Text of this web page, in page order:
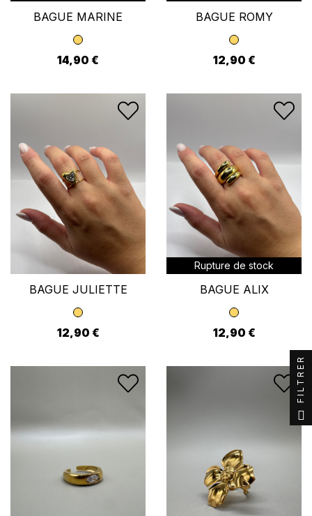
BAGUE MARINE
14,90 €
BAGUE ROMY
12,90 €
BAGUE JULIETTE
12,90 €
Rupture de stock
BAGUE ALIX
12,90 €
Vous devez être connecté pour enregistrer des
Annuler Se connecter
FILTRER